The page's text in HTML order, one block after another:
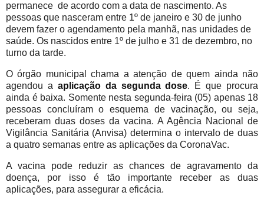
permanece de acordo com a data de nascimento. As
pessoas que nasceram entre 1º de janeiro e 30 de junho
devem fazer o agendamento pela manhã, nas unidades de
saúde. Os nascidos entre 1º de julho e 31 de dezembro, no
turno da tarde.
O órgão municipal chama a atenção de quem ainda não
agendou a aplicação da segunda dose. É que procura
ainda é baixa. Somente nesta segunda-feira (05) apenas 18
pessoas concluíram o esquema de vacinação, ou seja,
receberam duas doses da vacina. A Agência Nacional de
Vigilância Sanitária (Anvisa) determina o intervalo de duas
a quatro semanas entre as aplicações da CoronaVac.
A vacina pode reduzir as chances de agravamento da
doença, por isso é tão importante receber as duas
aplicações, para assegurar a eficácia.